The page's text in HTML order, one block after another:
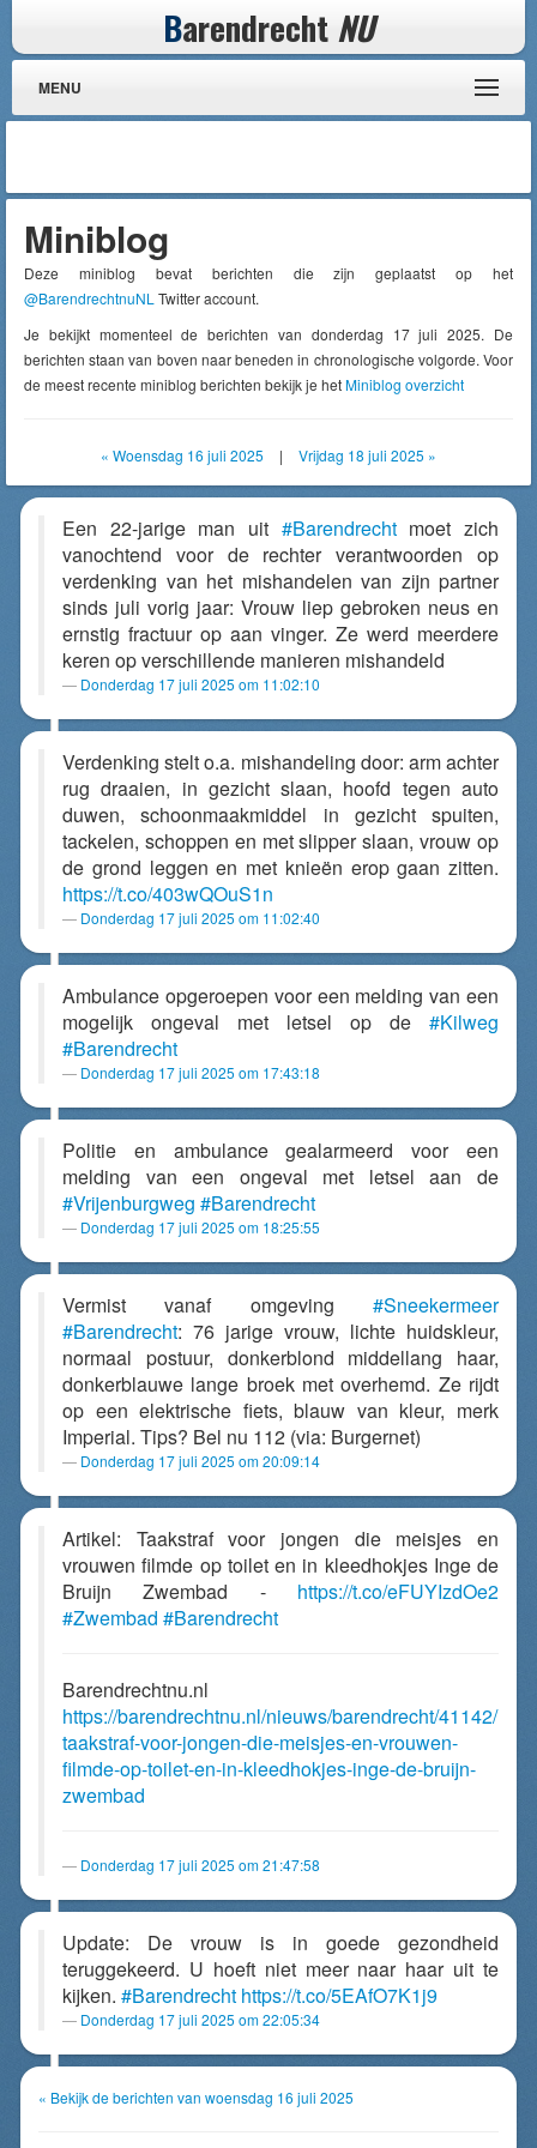
Barendrecht NU
MENU
Miniblog
Deze miniblog bevat berichten die zijn geplaatst op het
@BarendrechtnuNL Twitter account.
Je bekijkt momenteel de berichten van donderdag 17 juli 2025. De
berichten staan van boven naar beneden in chronologische volgorde. Voor
de meest recente miniblog berichten bekijk je hetMiniblog overzicht
« Woensdag 16 juli 2025 | Vrijdag 18 juli 2025 »
Een 22-jarige man uit #Barendrechtmoet zich
vanochtend voor de rechter verantwoorden op
verdenking van het mishandelen van zijn partner
sinds juli vorig jaar: Vrouw liep gebroken neus en
ernstig fractuur op aan vinger. Ze werd meerdere
keren op verschillende manieren mishandeld
Donderdag 17 juli 2025 om 11:02:10
Verdenking stelt o.a. mishandeling door: arm achter
rug draaien, in gezicht slaan, hoofd tegen auto
duwen, schoonmaakmiddel in gezicht spuiten,
tackelen, schoppen en met slipper slaan, vrouw op
de grond leggen en met knieën erop gaan zitten.
https://t.co/403wQOuS1n
Donderdag 17 juli 2025 om 11:02:40
Ambulance opgeroepen voor een melding van een
mogelijk ongeval met letsel op de #Kilweg
#Barendrecht
Donderdag 17 juli 2025 om 17:43:18
Politie en ambulance gealarmeerd voor een
melding van een ongeval met letsel aan de
#Vrijenburgweg #Barendrecht
Donderdag 17 juli 2025 om 18:25:55
Vermist vanaf omgeving #Sneekermeer
#Barendrecht: 76 jarige vrouw, lichte huidskleur,
normaal postuur, donkerblond middellang haar,
donkerblauwe lange broek met overhemd. Ze rijdt
op een elektrische fiets, blauw van kleur, merk
Imperial. Tips? Bel nu 112 (via: Burgernet)
Donderdag 17 juli 2025 om 20:09:14
Artikel: Taakstraf voor jongen die meisjes en
vrouwen filmde op toilet en in kleedhokjes Inge de
Bruijn Zwembad - https://t.co/eFUYIzdOe2
#Zwembad #Barendrecht
Barendrechtnu.nl
https://barendrechtnu.nl/nieuws/barendrecht/41142/
taakstraf-voor-jongen-die-meisjes-en-vrouwen-
filmde-op-toilet-en-in-kleedhokjes-inge-de-bruijn-
zwembad
Donderdag 17 juli 2025 om 21:47:58
Update: De vrouw is in goede gezondheid
teruggekeerd. U hoeft niet meer naar haar uit te
kijken. #Barendrecht https://t.co/5EAfO7K1j9
Donderdag 17 juli 2025 om 22:05:34
« Bekijk de berichten van woensdag 16 juli 2025